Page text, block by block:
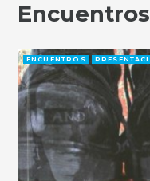
Encuentros
ENCUENTROS